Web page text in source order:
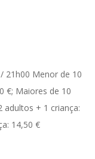
21h00 Menor de 10
€; Maiores de 10
+ 1 criança:
14,50 €